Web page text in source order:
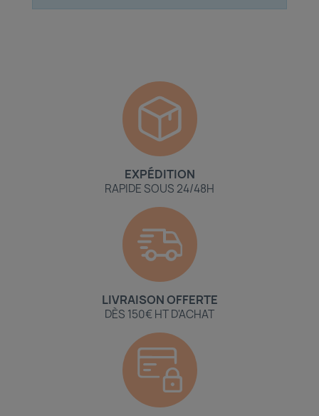
EXPÉDITION
RAPIDE SOUS 24/48H
LIVRAISON OFFERTE
DÈS 150€ HT D'ACHAT